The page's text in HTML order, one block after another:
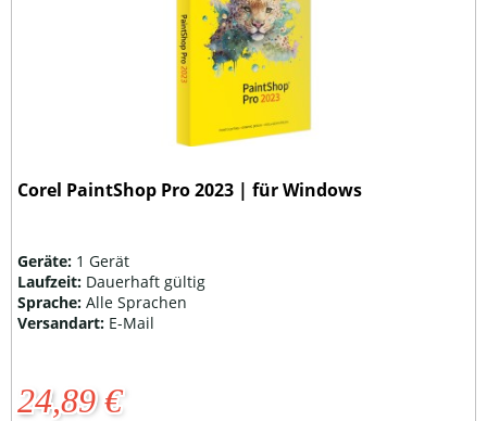
Corel PaintShop Pro 2023 | für Windows
Geräte: 1 Gerät
Laufzeit: Dauerhaft gültig
Sprache:Alle Sprachen
Versandart: E-Mail
24,89 €